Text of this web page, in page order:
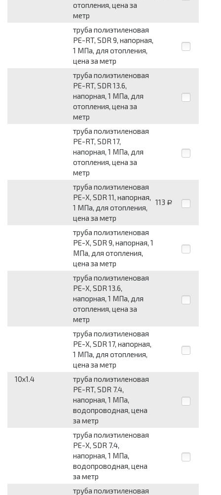
отопления, цена за
метр
труба полиэтиленовая
PE-RT, SDR 9, напорная,
1 МПа, для отопления,
цена за метр
труба полиэтиленовая
PE-RT, SDR 13.6,
напорная, 1 МПа, для
отопления, цена за
метр
труба полиэтиленовая
PE-RT, SDR 17,
напорная, 1 МПа, для
отопления, цена за
метр
труба полиэтиленовая
PE-X, SDR 11, напорная,
1 МПа, для отопления,
цена за метр
113 Р
труба полиэтиленовая
PE-X, SDR 9, напорная, 1
МПа, для отопления,
цена за метр
труба полиэтиленовая
PE-X, SDR 13.6,
напорная, 1 МПа, для
отопления, цена за
метр
труба полиэтиленовая
PE-X, SDR 17, напорная,
1 МПа, для отопления,
цена за метр
10x1.4
труба полиэтиленовая
PE-RT, SDR 7.4,
напорная, 1 МПа,
водопроводная, цена
за метр
труба полиэтиленовая
PE-X, SDR 7.4,
напорная, 1 МПа,
водопроводная, цена
за метр
труба полиэтиленовая